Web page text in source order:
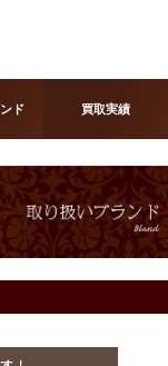
ド 買取実績